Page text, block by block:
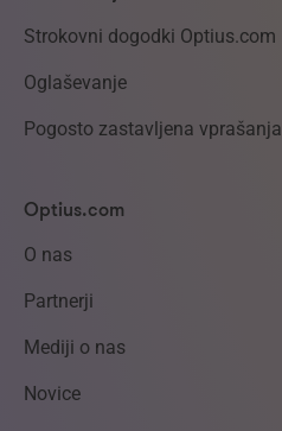
Strokovni dogodki Optius.com
Oglaševanje
Pogosto zastavljena vprašanja
Optius.com
O nas
Partnerji
Mediji o nas
Novice